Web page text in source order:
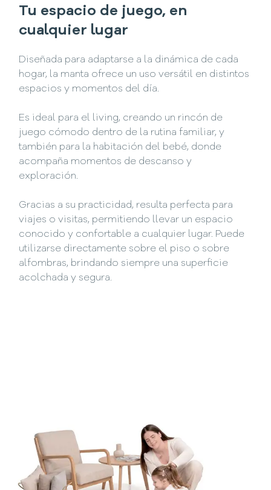
Tu espacio de juego, en
cualquier lugar
Diseñada para adaptarse a la dinámica de cada
hogar, la manta ofrece un uso versátil en distintos
espacios y momentos del día.
Es ideal para el living, creando un rincón de
juego cómodo dentro de la rutina familiar, y
también para la habitación del bebé, donde
acompaña momentos de descanso y
exploración.
Gracias a su practicidad, resulta perfecta para
viajes o visitas, permitiendo llevar un espacio
conocido y confortable a cualquier lugar. Puede
utilizarse directamente sobre el piso o sobre
alfombras, brindando siempre una superficie
acolchada y segura.